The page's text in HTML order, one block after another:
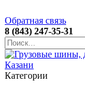
Обратная связь
8 (843) 247-35-31
Категории